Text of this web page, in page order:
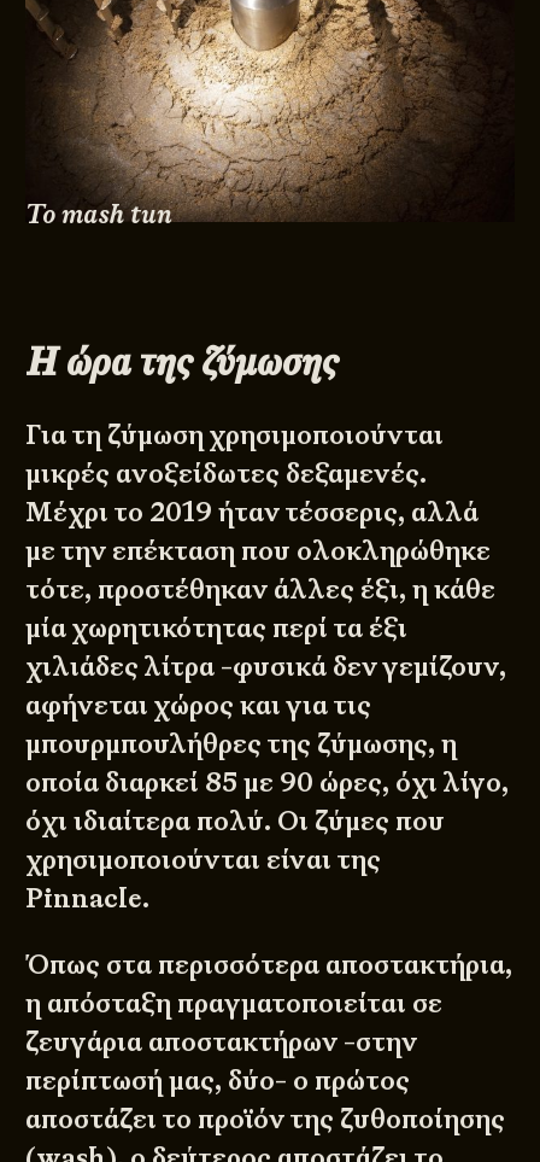
Το mash tun
Η ώρα της ζύμωσης
Για τη ζύμωση χρησιμοποιούνται
μικρές ανοξείδωτες δεξαμενές.
Μέχρι το 2019 ήταν τέσσερις, αλλά
με την επέκταση που ολοκληρώθηκε
τότε, προστέθηκαν άλλες έξι, η κάθε
μία χωρητικότητας περί τα έξι
χιλιάδες λίτρα -φυσικά δεν γεμίζουν,
αφήνεται χώρος και για τις
μπουρμπουλήθρες της ζύμωσης, η
οποία διαρκεί 85 με 90 ώρες, όχι λίγο,
όχι ιδιαίτερα πολύ. Οι ζύμες που
χρησιμοποιούνται είναι της
Pinnacle.
Όπως στα περισσότερα αποστακτήρια,
η απόσταξη πραγματοποιείται σε
ζευγάρια αποστακτήρων -στην
περίπτωσή μας, δύο- ο πρώτος
αποστάζει το προϊόν της ζυθοποίησης